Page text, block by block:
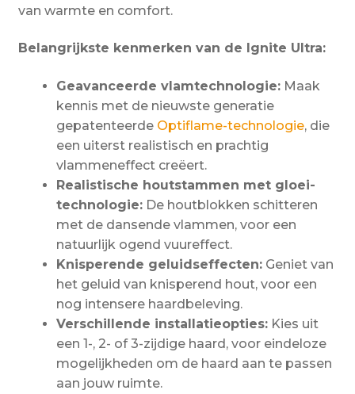
van warmte en comfort.
Belangrijkste kenmerken van de Ignite Ultra:
Geavanceerde vlamtechnologie:Maak
kennis met de nieuwste generatie
gepatenteerde Optiflame-technologie, die
een uiterst realistisch en prachtig
vlammeneffect creëert.
Realistische houtstammen met gloei-
technologie:De houtblokken schitteren
met de dansende vlammen, voor een
natuurlijk ogend vuureffect.
Knisperende geluidseffecten:Geniet van
het geluid van knisperend hout, voor een
nog intensere haardbeleving.
Verschillende installatieopties:Kies uit
een 1-, 2- of 3-zijdige haard, voor eindeloze
mogelijkheden om de haard aan te passen
aan jouw ruimte.